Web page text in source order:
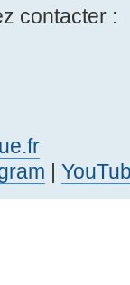
contacter :
|